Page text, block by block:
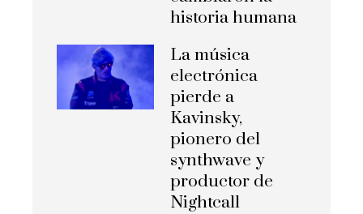
historia humana
La música
electrónica
pierde a
Kavinsky,
pionero del
synthwave y
productor de
Nightcall